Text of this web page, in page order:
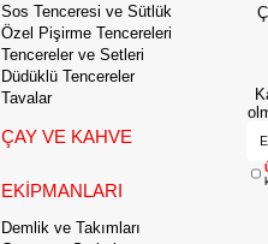
Sos Tenceresi ve Sütlük
Özel Pişirme Tencereleri
Tencereler ve Setleri
Düdüklü Tencereler
Tavalar
ÇAY VE KAHVE
EKİPMANLARI
Demlik ve Takımları